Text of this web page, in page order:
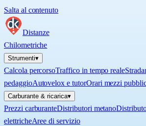
Salta al contenuto
Distanze
Chilometriche
Strumenti▾
Calcola percorsoTraffico in tempo reale
pedaggioAutovelox e tutorOrari mezzi
Carburante & ricarica▾
Prezzi carburanteDistributori metano
elettricheAree di servizio